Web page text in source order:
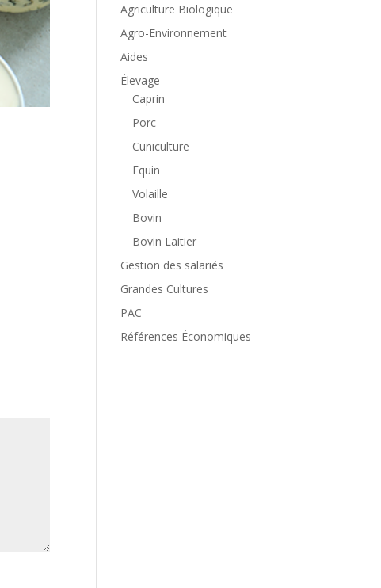
Agriculture Biologique
Agro-Environnement
Aides
Élevage
Caprin
Porc
Cuniculture
Equin
Volaille
Bovin
Bovin Laitier
Gestion des salariés
Grandes Cultures
PAC
Références Économiques